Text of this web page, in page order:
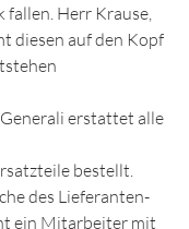
fallen. Herr Krause,
diesen auf den Kopf
erstattet alle
bestellt.
des Lieferanten-
ein Mitarbeiter mit